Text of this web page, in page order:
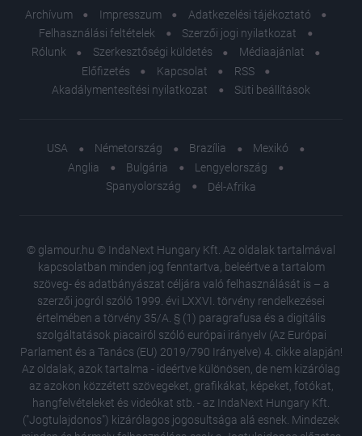
Archívum Impresszum
Adatkezelési tájékoztató
Felhasználási feltételek
Szerzői jogi nyilatkozat
Rólunk
Szerkesztőségi küldetés
Médiaajánlat
Előfizetés
Kapcsolat
RSS
Akadálymentesítési nyilatkozat
Süti beállítások
USA Németország Brazília
Mexikó
Anglia
Bulgária
Lengyelország
Spanyolország
Dél-Afrika
© glamour.hu © IndaNext Hungary Kft. Az oldalak tartalmával
kapcsolatban minden jog fenntartva, beleértve a tartalom
szöveg- és adatbányászat céljára való felhasználását is – a
szerzői jogról szóló 1999. évi LXXVI. törvény rendelkezései
értelmében a törvény 35/A. § (1) paragrafusa és a digitális
szolgáltatások piacairól szóló európai irányelv (Az Európai
Parlament és a Tanács (EU) 2019/790 Irányelve) 4. cikke alapján!
Az oldalak, azok tartalma - ideértve különösen, de nem kizárólag
az azokon közzétett szövegeket, grafikákat, képeket, fotókat,
hangfelvételeket és videókat stb. - az IndaNext Hungary Kft.
("Jogtulajdonos") kizárólagos jogosultsága alá esnek. Mindezek